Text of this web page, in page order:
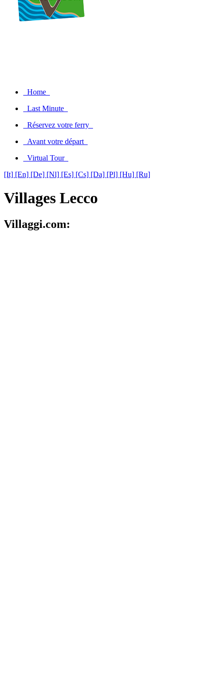
Home
Last Minute
Réservez votre ferry
Avant votre départ
Virtual Tour
[It] [En] [De] [Nl] [Es] [Cs] [Da] [Pl] [Hu] [Ru]
Villages Lecco
Villaggi.com: